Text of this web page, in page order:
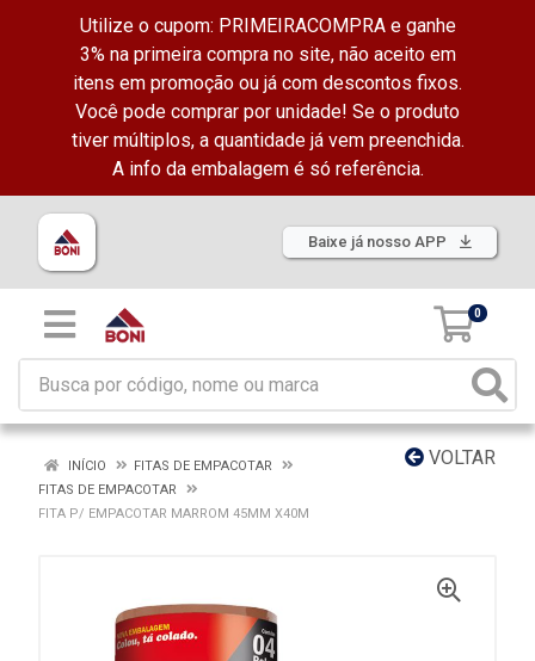
Utilize o cupom: PRIMEIRACOMPRA e ganhe
3% na primeira compra no site, não aceito em
itens em promoção ou já com descontos fixos.
Você pode comprar por unidade! Se o produto
tiver múltiplos, a quantidade já vem preenchida.
A info da embalagem é só referência.
Baixe já nosso APP
0
VOLTAR
INÍCIO
FITAS DE EMPACOTAR
FITAS DE EMPACOTAR
FITA P/ EMPACOTAR MARROM 45MM X40M